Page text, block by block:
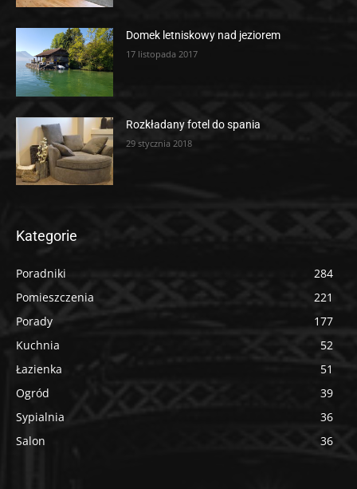
Domek letniskowy nad jeziorem
17 listopada 2017
Rozkładany fotel do spania
29 stycznia 2018
Kategorie
Poradniki
284
Pomieszczenia
221
Porady
177
Kuchnia
52
Łazienka
51
Ogród
39
Sypialnia
36
Salon
36